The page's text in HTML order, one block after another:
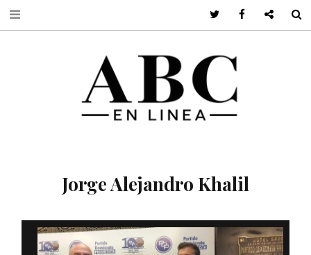
Jorge Alejandro Khalil
Twitter FacebookGoogle +